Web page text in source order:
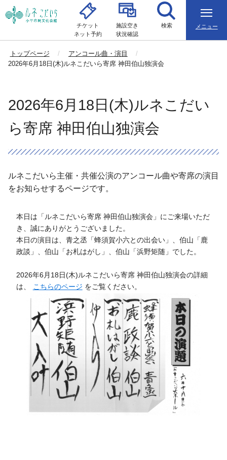
メニュー
チケット
ネット予約
施設空き
状況確認
検索
トップページ
アンコール曲・演目
2026年6月18日(木)ルネこだいら寄席 神田伯山独演会
2026年6月18日(木)ルネこだい
ら寄席 神田伯山独演会
ルネこだいら主催・共催公演のアンコール曲や寄席の演目
をお知らせするページです。
本日は「ルネこだいら寄席 神田伯山独演会」にご来場いただ
き、誠にありがとうございました。
本日の演目は、青之丞「蜂須賀小六との出会い」、伯山「鹿
政談」、伯山「お札はがし」、伯山「浜野矩随」でした。
2026年6月18日(木)ルネこだいら寄席 神田伯山独演会の詳細
は、
こちらのページ をご覧ください。